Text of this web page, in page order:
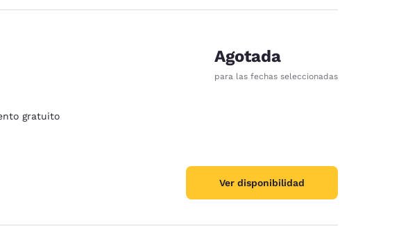
gratuito
Agotada
para las fechas seleccionadas
Ver disponibilidad